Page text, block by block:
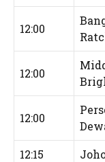
12:00
12:00
12:00
12:15